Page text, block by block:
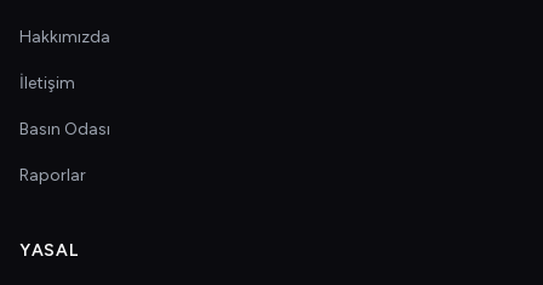
Hakkımızda
İletişim
Basın Odası
Raporlar
YASAL